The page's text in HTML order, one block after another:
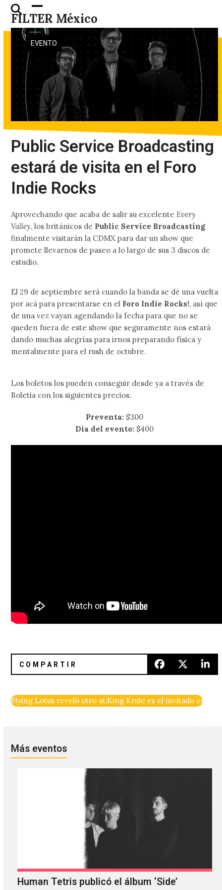
Skip
content
FILTER México
Open
mobile
menu
Close
mobile
menu
EVENTO
Public Service Broadcasting
estará de visita en el Foro
Indie Rocks
Aprovechando que acaba de salir su excelenteEvery
Valley, los británicos de Public Service Broadcasting
finalmente visitarán la CDMX para dar un show que
promete llevarnos de paseo a lo largo de sus 3 discos de
estudio.
El 29 de septiembre será cuando la banda se dé una vuelta
por acá para presentarse en el Foro Indie Rocks!, así que
de una vez vayan agendando la fecha para que no se
queden fuera de este show que seguramente nos estará
dando muchas alegrías para irnos preparando física y
mentalmente para el rush de octubre.
Los boletos los pueden conseguir desde ya a través de
Boletia con los siguientes precios:
Preventa: $300
Día del evento: $400
Flying Lotus reveló otro atascado trailer de su película:
King Krule es el invitado
Más eventos
Human Tetris publicó el álbum ‘Side’